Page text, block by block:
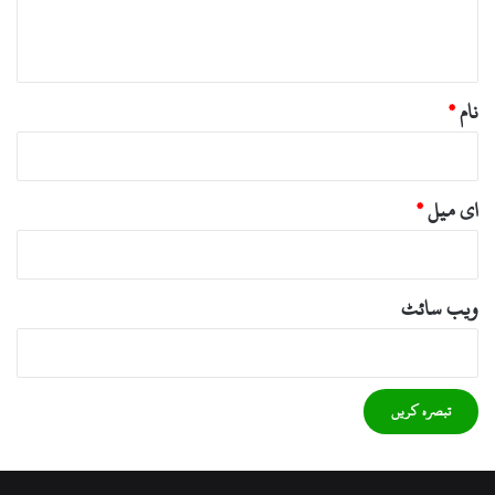
نام*
ای میل*
ویب‌ سائٹ